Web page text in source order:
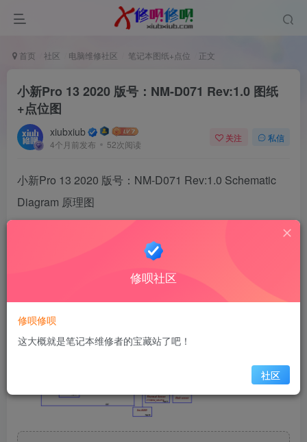
首页 社区 电脑维修社区 笔记本图纸+点位 正文
小新Pro 13 2020 版号：NM-D071 Rev:1.0 图纸
+点位图
xiubxiub
4个月前发布 52次阅读
关注 私信
小新Pro 13 2020 版号：NM-D071 Rev:1.0 Schematic
Diagram 原理图
修呗社区
修呗修呗
这大概就是笔记本维修者的宝藏站了吧！
社区